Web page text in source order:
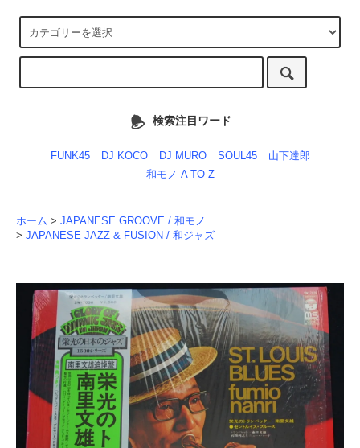
検索注目ワード
FUNK45 DJ KOCO DJ MURO SOUL45
山下達郎
和モノ A TO Z
ホーム > JAPANESE GROOVE / 和モノ
> JAPANESE JAZZ & FUSION / 和ジャズ